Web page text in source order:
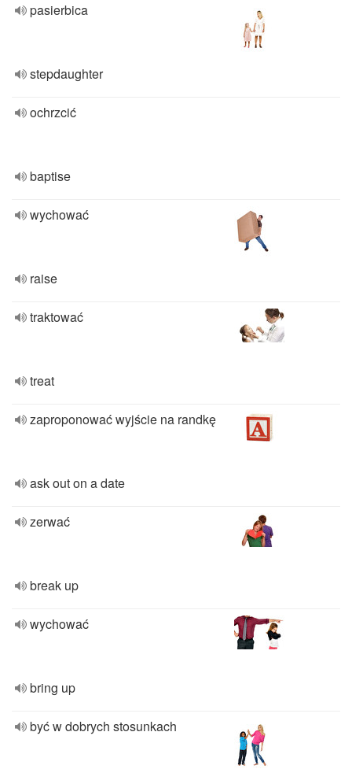
pasierbica
stepdaughter
ochrzcić
baptise
wychować
raise
traktować
treat
zaproponować wyjście na randkę
ask out on a date
zerwać
break up
wychować
bring up
być w dobrych stosunkach